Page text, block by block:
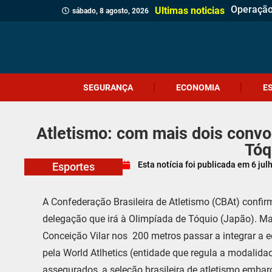
sábado, 8 agosto, 2026 Ultimas noticias Serra do
Homem
Casa de
Gol
Polícia
Polícia
Sábado
Homem
Prouni
Ciclone-
Jovem
SEGURANÇA ECONOMIA
Atletismo: com mais dois
Esportes Esta notícia foi publicada em 6
A Confederação Brasileira de Atletismo (CBAt)
delegação que irá à Olimpíada de Tóquio (Japão).
Conceição Vilar nos 200 metros passar a integrar a
pela World Atlhetics (entidade que regula a